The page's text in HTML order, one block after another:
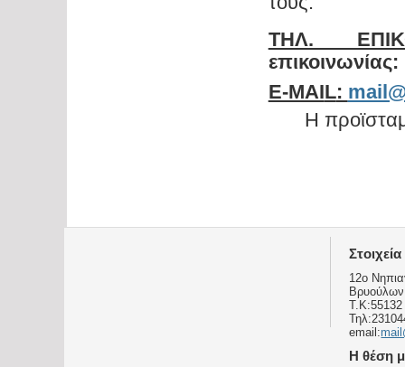
ΤΗΛ.
Ε-ΜΑΙL:
Η
12ο
Τ.Κ:55132
email:
Η θέση